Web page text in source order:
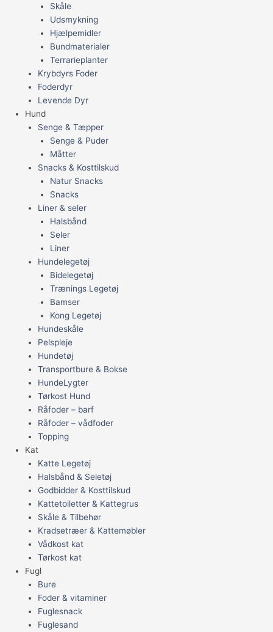
Skåle
Udsmykning
Hjælpemidler
Bundmaterialer
Terrarieplanter
Krybdyrs Foder
Foderdyr
Levende Dyr
Hund
Senge & Tæpper
Senge & Puder
Måtter
Snacks & Kosttilskud
Natur Snacks
Snacks
Liner & seler
Halsbånd
Seler
Liner
Hundelegetøj
Bidelegetøj
Trænings Legetøj
Bamser
Kong Legetøj
Hundeskåle
Pelspleje
Hundetøj
Transportbure & Bokse
HundeLygter
Tørkost Hund
Råfoder – barf
Råfoder – vådfoder
Topping
Kat
Katte Legetøj
Halsbånd & Seletøj
Godbidder & Kosttilskud
Kattetoiletter & Kattegrus
Skåle & Tilbehør
Kradsetræer & Kattemøbler
Vådkost kat
Tørkost kat
Fugl
Bure
Foder & vitaminer
Fuglesnack
Fuglesand